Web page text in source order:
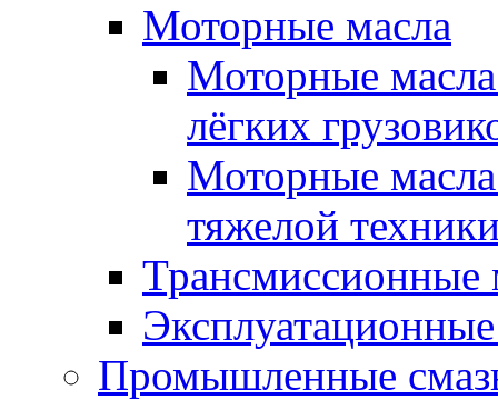
Моторные масла
Моторные
лёгких
Моторные
тяжелой
Трансмиссионные
Промышленные